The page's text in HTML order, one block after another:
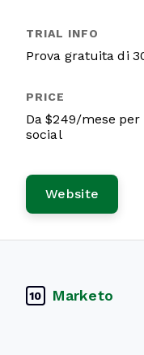
Prova gratuita di
Da $249/mese
social
Website
10 Marketo